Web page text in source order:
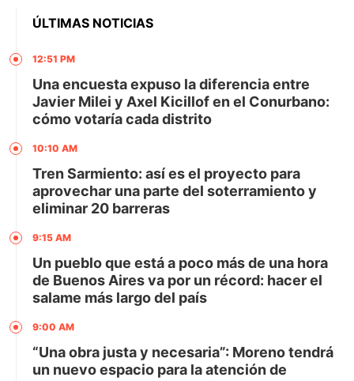
ÚLTIMAS NOTICIAS
12:51 PM
Una encuesta expuso la diferencia entre
Javier Milei y Axel Kicillof en el Conurbano:
cómo votaría cada distrito
10:10 AM
Tren Sarmiento: así es el proyecto para
aprovechar una parte del soterramiento y
eliminar 20 barreras
9:15 AM
Un pueblo que está a poco más de una hora
de Buenos Aires va por un récord: hacer el
salame más largo del país
9:00 AM
“Una obra justa y necesaria”: Moreno tendrá
un nuevo espacio para la atención de